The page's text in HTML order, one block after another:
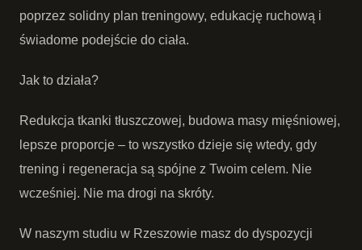
poprzez solidny plan treningowy, edukację ruchową i
świadome podejście do ciała.
Jak to działa?
Redukcja tkanki tłuszczowej, budowa masy mięśniowej,
lepsze proporcje – to wszystko dzieje się wtedy, gdy
trening i regeneracja są spójne z Twoim celem. Nie
wcześniej. Nie ma drogi na skróty.
W naszym studiu w Rzeszowie masz do dyspozycji